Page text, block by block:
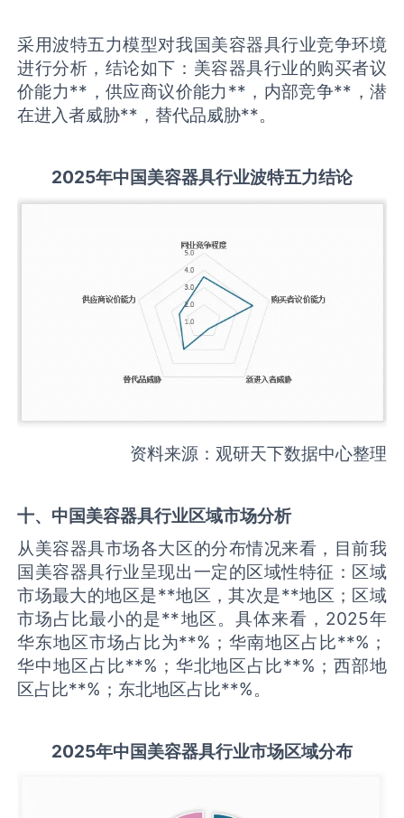
采用波特五力模型对我国美容器具行业竞争环境
进行分析，结论如下：美容器具行业的购买者议
价能力**，供应商议价能力**，内部竞争**，潜
在进入者威胁**，替代品威胁**。
2025年中国美容器具行业波特五力结论
资料来源：观研天下数据中心整理
十、中国美容器具行业区域市场分析
从美容器具市场各大区的分布情况来看，目前我
国美容器具行业呈现出一定的区域性特征：区域
市场最大的地区是**地区，其次是**地区；区域
市场占比最小的是**地区。具体来看，2025年
华东地区市场占比为**%；华南地区占比**%；
华中地区占比**%；华北地区占比**%；西部地
区占比**%；东北地区占比**%。
2025年中国美容器具行业市场区域分布